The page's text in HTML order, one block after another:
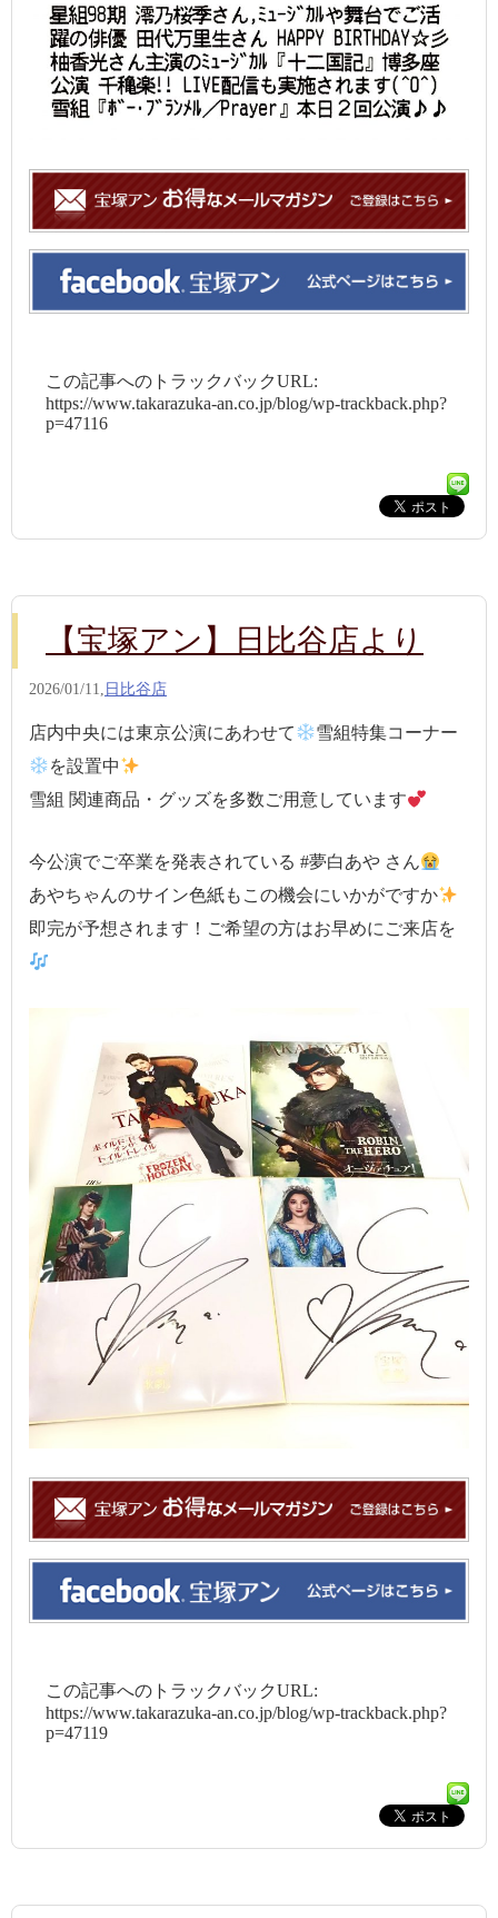
この記事へのトラックバックURL:
https://www.takarazuka-an.co.jp/blog/wp-trackback.php?
p=47116
【宝塚アン】日比谷店より
2026/01/11, 日比谷店
店内中央には東京公演にあわせて
雪組特集コーナー
を設置中
雪組 関連商品・グッズを多数ご用意しています
今公演でご卒業を発表されている #夢白あや さん
あやちゃんのサイン色紙もこの機会にいかがですか
即完が予想されます！ご希望の方はお早めにご来店を
この記事へのトラックバックURL:
https://www.takarazuka-an.co.jp/blog/wp-trackback.php?
p=47119